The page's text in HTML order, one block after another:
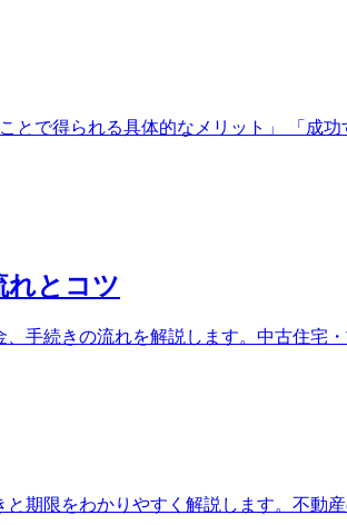
で得られる具体的なメリット」 「成功
れとコツ
手続きの流れを解説します。中古住宅
期限をわかりやすく解説します。不動産